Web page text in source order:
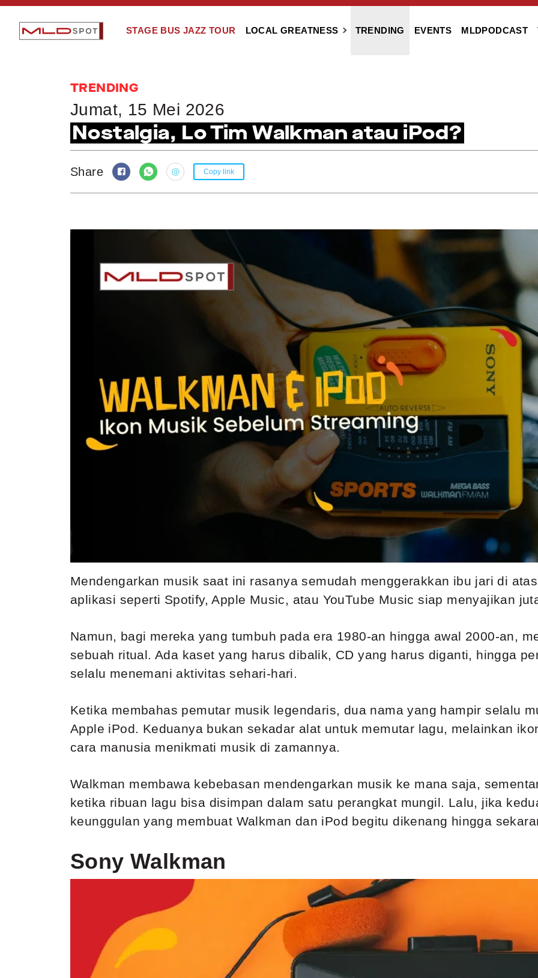
STAGE BUS JAZZ TOUR LOCAL GREATNESS TRENDING EVENTS MLDPODCAST
TRENDING
Jumat, 15 Mei 2026
Nostalgia, Lo Tim Walkman atau iPod?
Share Copy link
Mendengarkan musik saat ini rasanya semudah menggerakkan ibu jari di
aplikasi seperti Spotify, Apple Music, atau YouTube Music siap menyajikan
Namun, bagi mereka yang tumbuh pada era 1980-an hingga awal 2000-an,
sebuah ritual. Ada kaset yang harus dibalik, CD yang harus diganti, hingga
selalu menemani aktivitas sehari-hari.
Ketika membahas pemutar musik legendaris, dua nama yang hampir selalu
Apple iPod. Keduanya bukan sekadar alat untuk memutar lagu, melainkan
cara manusia menikmati musik di zamannya.
Walkman membawa kebebasan mendengarkan musik ke mana saja,
ketika ribuan lagu bisa disimpan dalam satu perangkat mungil. Lalu, jika
keunggulan yang membuat Walkman dan iPod begitu dikenang hingga
Sony Walkman